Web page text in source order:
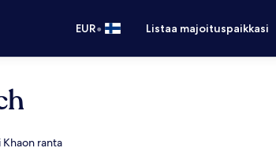
EUR• Listaa majoituspaikkasi
Khaon ranta